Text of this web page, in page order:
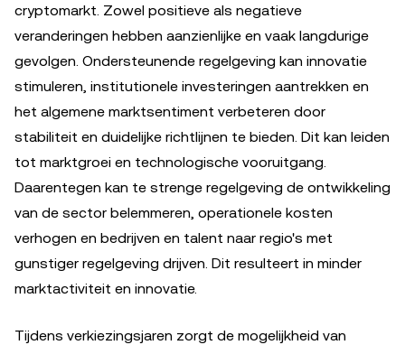
cryptomarkt. Zowel positieve als negatieve
veranderingen hebben aanzienlijke en vaak langdurige
gevolgen. Ondersteunende regelgeving kan innovatie
stimuleren, institutionele investeringen aantrekken en
het algemene marktsentiment verbeteren door
stabiliteit en duidelijke richtlijnen te bieden. Dit kan leiden
tot marktgroei en technologische vooruitgang.
Daarentegen kan te strenge regelgeving de ontwikkeling
van de sector belemmeren, operationele kosten
verhogen en bedrijven en talent naar regio's met
gunstiger regelgeving drijven. Dit resulteert in minder
marktactiviteit en innovatie.
Tijdens verkiezingsjaren zorgt de mogelijkheid van